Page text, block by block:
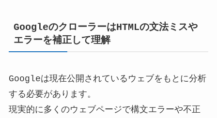
GoogleのクローラーはHTMLの文法ミスや
エラーを補正して理解
Googleは現在公開されているウェブをもとに分析
する必要があります。
現実的に多くのウェブページで構文エラーや不正